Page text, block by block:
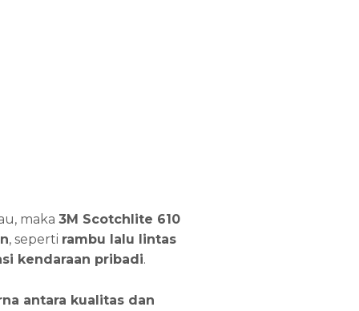
maka 3M Scotchlite 610
, seperti rambu lalu lintas
kendaraan pribadi.
antara kualitas dan